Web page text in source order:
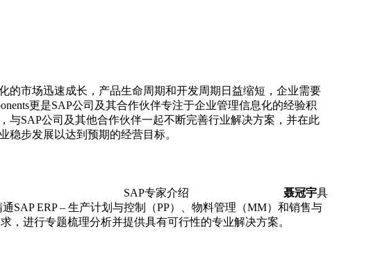
的市场迅速成长，产品生命周期和开发周期日益缩短，企业需要
更是SAP公司及其合作伙伴专注于企业管理信息化的经验积
SAP公司及其他合作伙伴一起不断完善行业解决方案，并在此
的服务，帮助企业稳步发展以达到预期的经营目标。
家介绍 聂冠宇具
SAP ERP – 生产计划与控制（PP）、物料管理（MM）和销售与
进行专题梳理分析并提供具有可行性的专业解决方案。